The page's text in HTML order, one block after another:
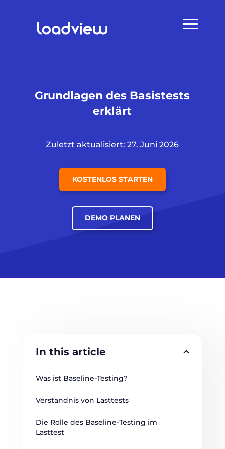
Grundlagen des Basistests
erklärt
Zuletzt aktualisiert: 27. Juni 2026
KOSTENLOS STARTEN
DEMO PLANEN
In this article
Was ist Baseline-Testing?
Verständnis von Lasttests
Die Rolle des Baseline-Testing im
Lasttest